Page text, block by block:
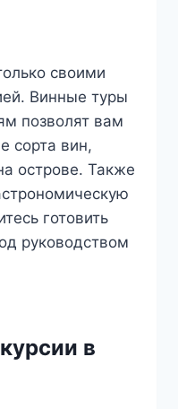
своими
Винные туры
позволят вам
сорта вин,
острове. Также
готовить
руководством
в